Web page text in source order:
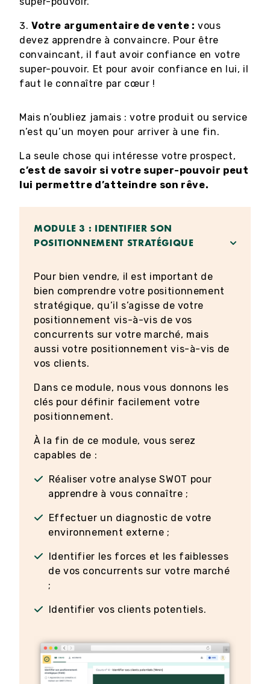
Votre argumentaire de vente : vous
devez apprendre à convaincre. Pour être
convaincant, il faut avoir confiance en votre
super-pouvoir. Et pour avoir confiance en lui, il
faut le connaître par cœur !
Mais n’oubliez jamais : votre produit ou service
n’est qu’un moyen pour arriver à une fin.
La seule chose qui intéresse votre prospect,
c’est de savoir si votre super-pouvoir peut
lui permettre d’atteindre son rêve.
MODULE 3 : IDENTIFIER SON
POSITIONNEMENT STRATÉGIQUE
Pour bien vendre, il est important de
bien comprendre votre positionnement
stratégique, qu’il s’agisse de votre
positionnement vis-à-vis de vos
concurrents sur votre marché, mais
aussi votre positionnement vis-à-vis de
vos clients.
Dans ce module, nous vous donnons les
clés pour définir facilement votre
positionnement.
À la fin de ce module, vous serez
capables de :
Réaliser votre analyse SWOT pour
apprendre à vous connaître ;
Effectuer un diagnostic de votre
environnement externe ;
Identifier les forces et les faiblesses
de vos concurrents sur votre marché
;
Identifier vos clients potentiels.